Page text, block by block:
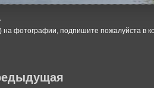
на фотографии, подпишите пожалуйста в